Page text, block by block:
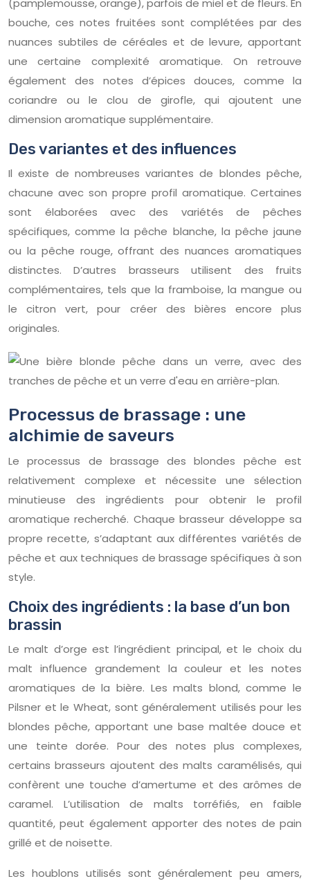
bouche, ces notes fruitées sont complétées par des
nuances subtiles de céréales et de levure, apportant
une certaine complexité aromatique. On retrouve
également des notes d’épices douces, comme la
coriandre ou le clou de girofle, qui ajoutent une
dimension aromatique supplémentaire.
Des variantes et des influences
Il existe de nombreuses variantes de blondes pêche,
chacune avec son propre profil aromatique. Certaines
sont élaborées avec des variétés de pêches
spécifiques, comme la pêche blanche, la pêche jaune
ou la pêche rouge, offrant des nuances aromatiques
distinctes. D’autres brasseurs utilisent des fruits
complémentaires, tels que la framboise, la mangue ou
le citron vert, pour créer des bières encore plus
originales.
Processus de brassage : une
alchimie de saveurs
Le processus de brassage des blondes pêche est
relativement complexe et nécessite une sélection
minutieuse des ingrédients pour obtenir le profil
aromatique recherché. Chaque brasseur développe sa
propre recette, s’adaptant aux différentes variétés de
pêche et aux techniques de brassage spécifiques à son
style.
Choix des ingrédients : la base d’un bon
brassin
Le malt d’orge est l’ingrédient principal, et le choix du
malt influence grandement la couleur et les notes
aromatiques de la bière. Les malts blond, comme le
Pilsner et le Wheat, sont généralement utilisés pour les
blondes pêche, apportant une base maltée douce et
une teinte dorée. Pour des notes plus complexes,
certains brasseurs ajoutent des malts caramélisés, qui
confèrent une touche d’amertume et des arômes de
caramel. L’utilisation de malts torréfiés, en faible
quantité, peut également apporter des notes de pain
grillé et de noisette.
Les houblons utilisés sont généralement peu amers,